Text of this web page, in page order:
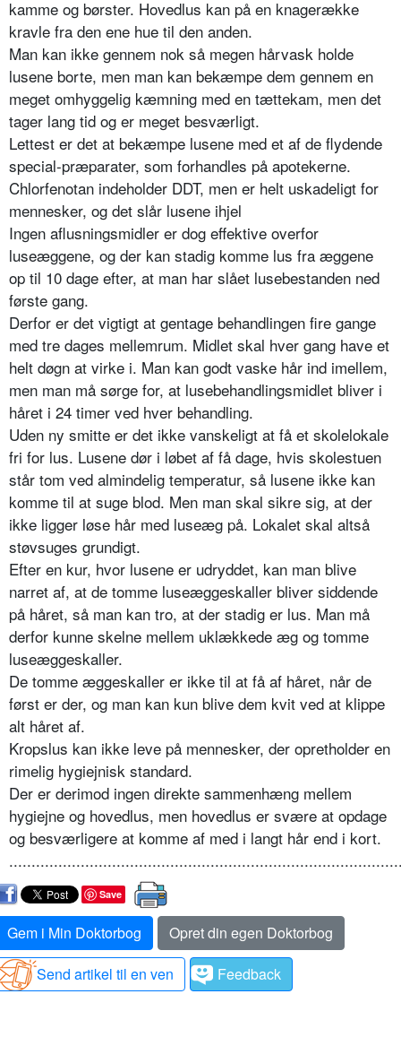
kamme og børster. Hovedlus kan på en knagerække
kravle fra den ene hue til den anden.
Man kan ikke gennem nok så megen hårvask holde
lusene borte, men man kan bekæmpe dem gennem en
meget omhyggelig kæmning med en tættekam, men det
tager lang tid og er meget besværligt.
Lettest er det at bekæmpe lusene med et af de flydende
special-præparater, som forhandles på apotekerne.
Chlorfenotan indeholder DDT, men er helt uskadeligt for
mennesker, og det slår lusene ihjel
Ingen aflusningsmidler er dog effektive overfor
luseæggene, og der kan stadig komme lus fra æggene
op til 10 dage efter, at man har slået lusebestanden ned
første gang.
Derfor er det vigtigt at gentage behandlingen fire gange
med tre dages mellemrum. Midlet skal hver gang have et
helt døgn at virke i. Man kan godt vaske hår ind imellem,
men man må sørge for, at lusebehandlingsmidlet bliver i
håret i 24 timer ved hver behandling.
Uden ny smitte er det ikke vanskeligt at få et skolelokale
fri for lus. Lusene dør i løbet af få dage, hvis skolestuen
står tom ved almindelig temperatur, så lusene ikke kan
komme til at suge blod. Men man skal sikre sig, at der
ikke ligger løse hår med luseæg på. Lokalet skal altså
støvsuges grundigt.
Efter en kur, hvor lusene er udryddet, kan man blive
narret af, at de tomme luseæggeskaller bliver siddende
på håret, så man kan tro, at der stadig er lus. Man må
derfor kunne skelne mellem uklækkede æg og tomme
luseæggeskaller.
De tomme æggeskaller er ikke til at få af håret, når de
først er der, og man kan kun blive dem kvit ved at klippe
alt håret af.
Kropslus kan ikke leve på mennesker, der opretholder en
rimelig hygiejnisk standard.
Der er derimod ingen direkte sammenhæng mellem
hygiejne og hovedlus, men hovedlus er svære at opdage
og besværligere at komme af med i langt hår end i kort.
Save
Gem i Min Doktorbog
Opret din egen Doktorbog
Send artikel til en ven
Feedback